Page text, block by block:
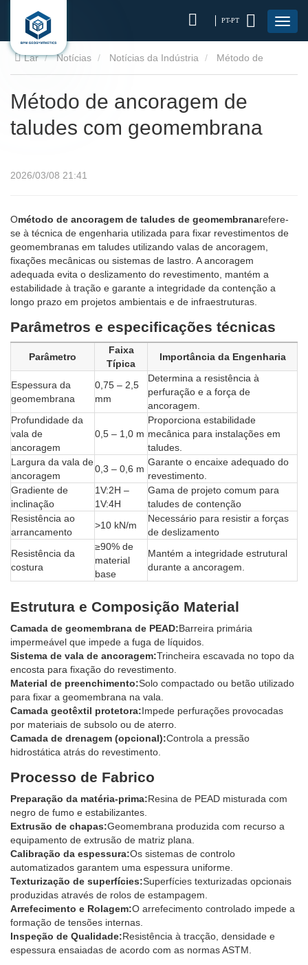
PT-PT
Lar Notícias Notícias da Indústria
ancoragem de taludes com geomembrana
Método de ancoragem de
taludes com geomembrana
2026/03/08 21:41
Ométodo de ancoragem de taludes de geomembranarefere-
se à técnica de engenharia utilizada para fixar revestimentos de
geomembranas em taludes utilizando valas de ancoragem,
fixações mecânicas ou sistemas de lastro. A ancoragem
adequada evita o deslizamento do revestimento, mantém a
estabilidade à tração e garante a integridade da contenção a
longo prazo em projetos ambientais e de infraestruturas.
Parâmetros e especificações técnicas
Parâmetro
Faixa
Típica
Importância da Engenharia
Espessura da
geomembrana
0,75 – 2,5
mm
Determina a resistência à
perfuração e a força de
ancoragem.
Profundidade da
vala de
ancoragem
0,5 – 1,0 m
Proporciona estabilidade
mecânica para instalações em
taludes.
Largura da vala de
ancoragem
0,3 – 0,6 m
Garante o encaixe adequado do
revestimento.
Gradiente de
inclinação
1V:2H –
1V:4H
Gama de projeto comum para
taludes de contenção
Resistência ao
arrancamento
>10 kN/m
Necessário para resistir a forças
de deslizamento
Resistência da
costura
≥90% de
material
base
Mantém a integridade estrutural
durante a ancoragem.
Estrutura e Composição Material
Camada de geomembrana de PEAD:Barreira primária
impermeável que impede a fuga de líquidos.
Sistema de vala de ancoragem:Trincheira escavada no topo da
encosta para fixação do revestimento.
Material de preenchimento:Solo compactado ou betão utilizado
para fixar a geomembrana na vala.
Camada geotêxtil protetora:Impede perfurações provocadas
por materiais de subsolo ou de aterro.
Camada de drenagem (opcional):Controla a pressão
hidrostática atrás do revestimento.
Processo de Fabrico
Preparação da matéria-prima:Resina de PEAD misturada com
negro de fumo e estabilizantes.
Extrusão de chapas:Geomembrana produzida com recurso a
equipamento de extrusão de matriz plana.
Calibração da espessura:Os sistemas de controlo
automatizados garantem uma espessura uniforme.
Texturização de superfícies:Superfícies texturizadas opcionais
produzidas através de rolos de estampagem.
Arrefecimento e Rolagem:O arrefecimento controlado impede a
formação de tensões internas.
Inspeção de Qualidade:Resistência à tracção, densidade e
espessura ensaiadas de acordo com as normas ASTM.